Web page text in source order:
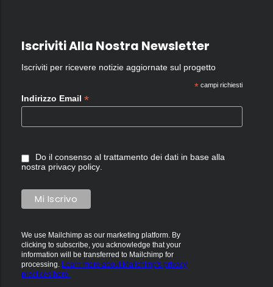
Iscriviti Alla Nostra Newsletter
Iscriviti per ricevere notizie aggiornate sul progetto
*campi richiesti
Indirizzo Email *
Do il consenso al trattamento dei dati in base alla
nostra privacy policy.
We use Mailchimp as our marketing platform. By
clicking to subscribe, you acknowledge that your
information will be transferred to Mailchimp for
processing. Learn more about Mailchimp's privacy
practices here.